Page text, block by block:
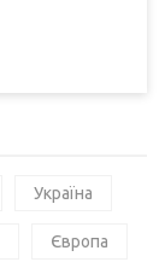
Україна
Європа